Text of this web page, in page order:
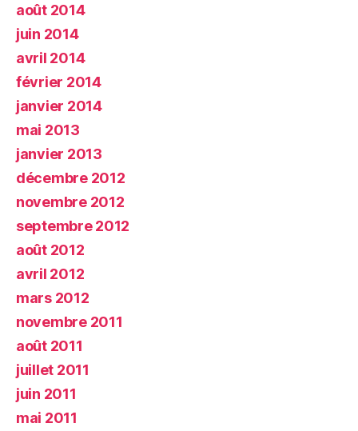
août 2014
juin 2014
avril 2014
février 2014
janvier 2014
mai 2013
janvier 2013
décembre 2012
novembre 2012
septembre 2012
août 2012
avril 2012
mars 2012
novembre 2011
août 2011
juillet 2011
juin 2011
mai 2011